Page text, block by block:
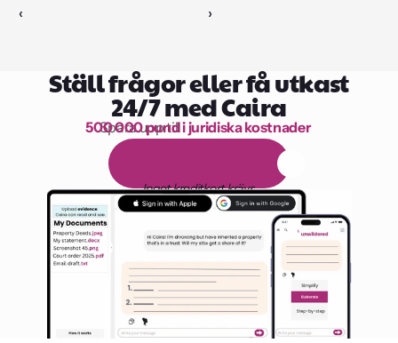
‹ ›
Ställ frågor eller få utkast
24/7 med Caira
1 000 timmars läsning
Spara upp till
500 000 pund i juridiska kostnader
a
Inget kreditkort krävs